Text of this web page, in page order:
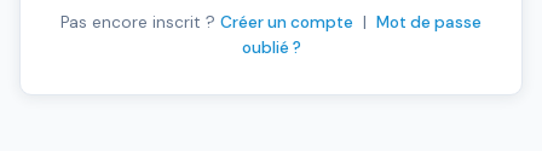
Pas encore inscrit ? Créer un compte | Mot de passe
oublié ?